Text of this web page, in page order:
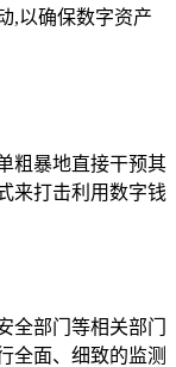
,以确保数字资产
粗暴地直接干预其
来打击利用数字钱
全部门等相关部门
全面、细致的监测